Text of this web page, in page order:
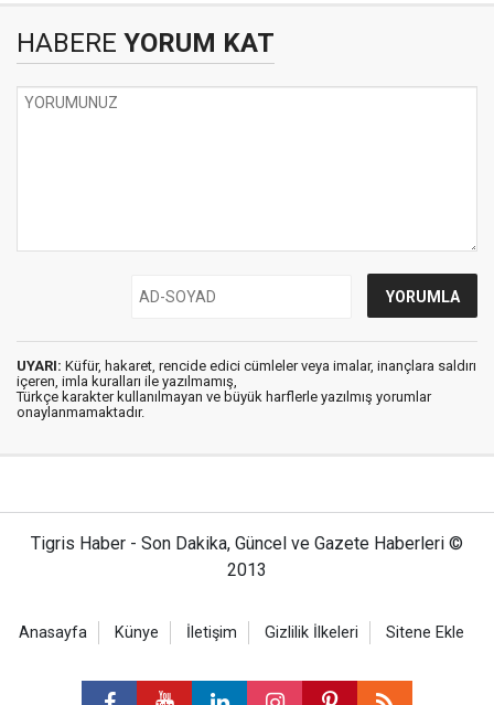
HABERE YORUM KAT
UYARI: Küfür, hakaret, rencide edici cümleler veya imalar, inançlara saldırı
içeren, imla kuralları ile yazılmamış,
Türkçe karakter kullanılmayan ve büyük harflerle yazılmış yorumlar
onaylanmamaktadır.
Tigris Haber - Son Dakika, Güncel ve Gazete Haberleri ©
2013
Anasayfa Künye İletişim Gizlilik İlkeleri Sitene Ekle